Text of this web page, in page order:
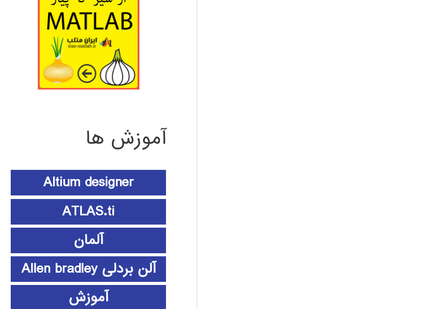
آموزش ها
Altium designer
ATLAS.ti
آلمان
آلن بردلی Allen bradley
آموزش